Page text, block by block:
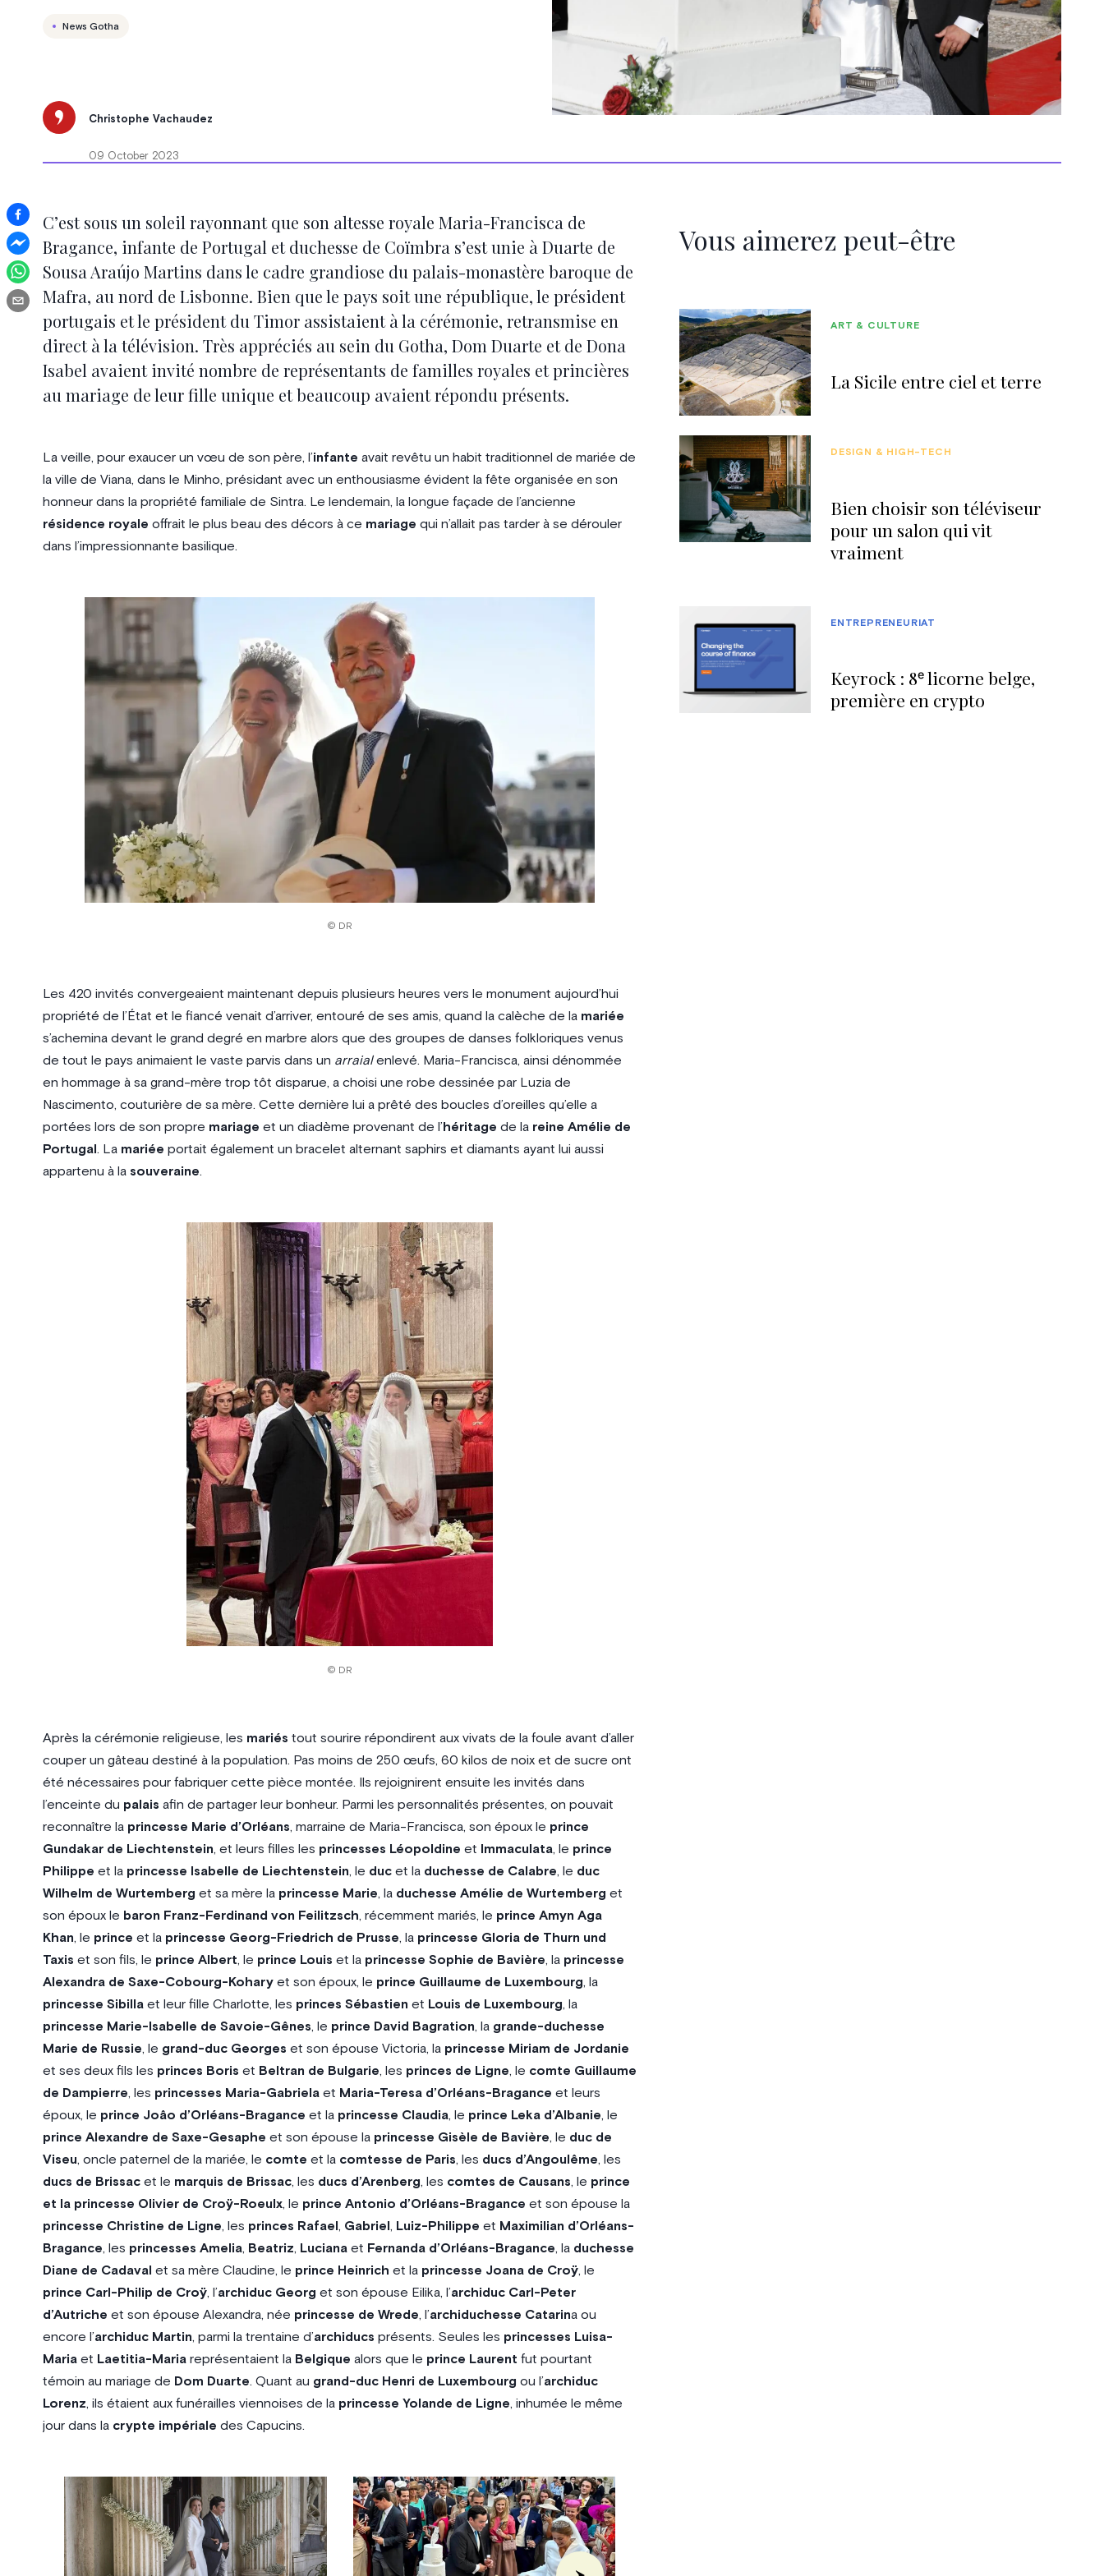
News Gotha
Christophe Vachaudez
09 October 2023
C’est sous un soleil rayonnant que son altesse royale Maria-Francisca de
Bragance, infante de Portugal et duchesse de Coïmbra s’est unie à Duarte de
Sousa Araújo Martins dans le cadre grandiose du palais-monastère baroque de
Mafra, au nord de Lisbonne. Bien que le pays soit une république, le président
portugais et le président du Timor assistaient à la cérémonie, retransmise en
direct à la télévision. Très appréciés au sein du Gotha, Dom Duarte et de Dona
Isabel avaient invité nombre de représentants de familles royales et princières
au mariage de leur fille unique et beaucoup avaient répondu présents.
La veille, pour exaucer un vœu de son père, l’infante avait revêtu un habit traditionnel de mariée de
la ville de Viana, dans le Minho, présidant avec un enthousiasme évident la fête organisée en son
honneur dans la propriété familiale de Sintra. Le lendemain, la longue façade de l’ancienne
résidence royale offrait le plus beau des décors à ce mariage qui n’allait pas tarder à se dérouler
dans l’impressionnante basilique.
© DR
Les 420 invités convergeaient maintenant depuis plusieurs heures vers le monument aujourd’hui
propriété de l’État et le fiancé venait d’arriver, entouré de ses amis, quand la calèche de la mariée
s’achemina devant le grand degré en marbre alors que des groupes de danses folkloriques venus
de tout le pays animaient le vaste parvis dans un arraialenlevé. Maria-Francisca, ainsi dénommée
en hommage à sa grand-mère trop tôt disparue, a choisi une robe dessinée par Luzia de
Nascimento, couturière de sa mère. Cette dernière lui a prêté des boucles d’oreilles qu’elle a
portées lors de son propre mariage et un diadème provenant de l’ héritage de la reine Amélie de
Portugal . La mariée portait également un bracelet alternant saphirs et diamants ayant lui aussi
appartenu à la souveraine.
© DR
Après la cérémonie religieuse, les mariés tout sourire répondirent aux vivats de la foule avant d’aller
couper un gâteau destiné à la population. Pas moins de 250 œufs, 60 kilos de noix et de sucre ont
été nécessaires pour fabriquer cette pièce montée. Ils rejoignirent ensuite les invités dans
l’enceinte du palais afin de partager leur bonheur. Parmi les personnalités présentes, on pouvait
reconnaître la princesse Marie d’Orléans, marraine de Maria-Francisca, son époux le prince
Gundakar de Liechtenstein, et leurs filles les princesses Léopoldine et Immaculata, le prince
Philippe et la princesse Isabelle de Liechtenstein, le ducet la duchesse de Calabre, le duc
Wilhelm de Wurtemberg et sa mère la princesse Marie, la duchesse Amélie de Wurtemberg et
son époux le baron Franz-Ferdinand von Feilitzsch, récemment mariés, le prince Amyn Aga
Khan, le prince et la princesse Georg-Friedrich de Prusse, la princesse Gloria de Thurn und
Taxis et son fils, le prince Albert, le prince Louis et la princesse Sophie de Bavière, la princesse
Alexandra de Saxe-Cobourg-Koharyet son époux, le prince Guillaume de Luxembourg, la
princesse Sibilla et leur fille Charlotte, les princes Sébastien et Louis de Luxembourg, la
princesse Marie-Isabelle de Savoie-Gênes, le prince David Bagration, la grande-duchesse
Marie de Russie, le grand-duc Georges et son épouse Victoria, la princesse Miriam de Jordanie
et ses deux fils les princes Boris et Beltran de Bulgarie, les princes de Ligne, le comte Guillaume
de Dampierre, les princesses Maria-Gabriela et Maria-Teresa d’Orléans-Bragance et leurs
époux, le prince Joâo d’Orléans-Bragance et la princesse Claudia, le prince Leka d’Albanie, le
prince Alexandre de Saxe-Gesaphe et son épouse la princesse Gisèle de Bavière, le duc de
Viseu, oncle paternel de la mariée, le comte et la comtesse de Paris, les ducs d’Angoulême, les
ducs de Brissacet le marquis de Brissac, les ducs d’Arenberg, les comtes de Causans, le prince
et la princesse Olivier de Croÿ-Roeulx, le prince Antonio d’Orléans-Bragance et son épouse la
princesse Christine de Ligne, les princes Rafael , Gabriel , Luiz-Philippe et Maximilian d’Orléans-
Bragance, les princesses Amelia, Beatriz, Luciana et Fernanda d’Orléans-Bragance, la duchesse
Diane de Cadaval et sa mère Claudine, le prince Heinrich et la princesse Joana de Croÿ, le
prince Carl-Philip de Croÿ, l’archiduc Georg et son épouse Eilika, l’archiduc Carl-Peter
d’Autriche et son épouse Alexandra, née princesse de Wrede, l’archiduchesse Catarina ou
encore l’archiduc Martin, parmi la trentaine d’archiducs présents. Seules les princesses Luisa-
Maria et Laetitia-Maria représentaient la Belgique alors que le prince Laurent fut pourtant
témoin au mariage de Dom Duarte. Quant au grand-duc Henri de Luxembourg ou l’archiduc
Lorenz, ils étaient aux funérailles viennoises de la princesse Yolande de Ligne, inhumée le même
jour dans la crypte impériale des Capucins.
Vous aimerez peut-être
La Sicile entre ciel et terre
ART & CULTURE
Bien choisir son téléviseur
pour un salon qui vit
vraiment
DESIGN & HIGH-TECH
Keyrock : 8ᵉ licorne belge,
première en crypto
ENTREPRENEURIAT